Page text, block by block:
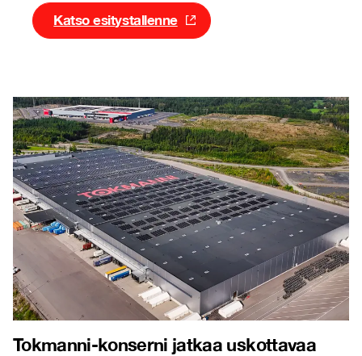
Katso esitystallenne
Tokmanni-konserni jatkaa uskottavaa